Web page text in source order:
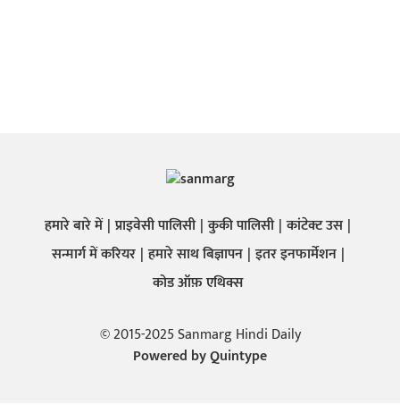
हमारे बारे में प्राइवेसी पालिसी कुकी पालिसी कांटेक्ट उस
सन्मार्ग में करियर हमारे साथ बिज्ञापन इतर इनफार्मेशन
कोड ऑफ़ एथिक्स
© 2015-2025 Sanmarg Hindi Daily
Powered byQuintype